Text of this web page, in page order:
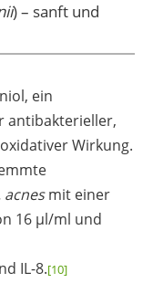
) – sanft und
ein
antibakterieller,
Wirkung.
acnesmit einer
16 µl/ml und
IL-8.[10]